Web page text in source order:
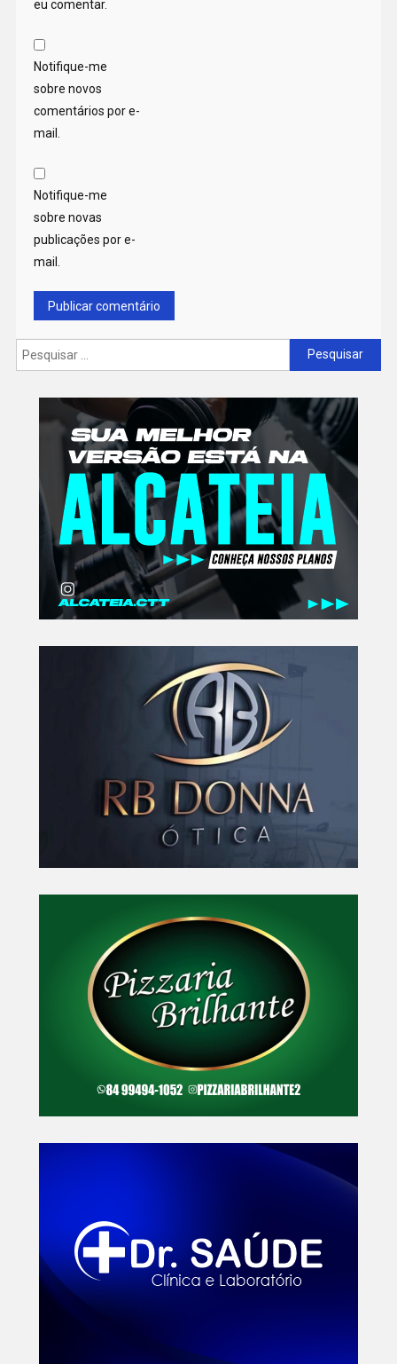
eu comentar.
Notifique-me
sobre novos
comentários por e-
mail.
Notifique-me
sobre novas
publicações por e-
mail.
Pesquisar
por: